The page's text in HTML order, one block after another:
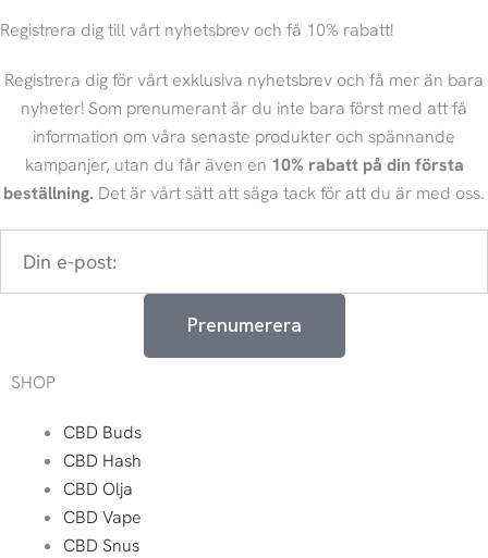
Registrera dig till vårt nyhetsbrev och få 10% rabatt!
Registrera dig för vårt exklusiva nyhetsbrev och få mer än bara
nyheter! Som prenumerant är du inte bara först med att få
information om våra senaste produkter och spännande
kampanjer, utan du får även en 10% rabatt på din första
beställning. Det är vårt sätt att säga tack för att du är med oss.
Prenumerera
SHOP
CBD Buds
CBD Hash
CBD Olja
CBD Vape
CBD Snus